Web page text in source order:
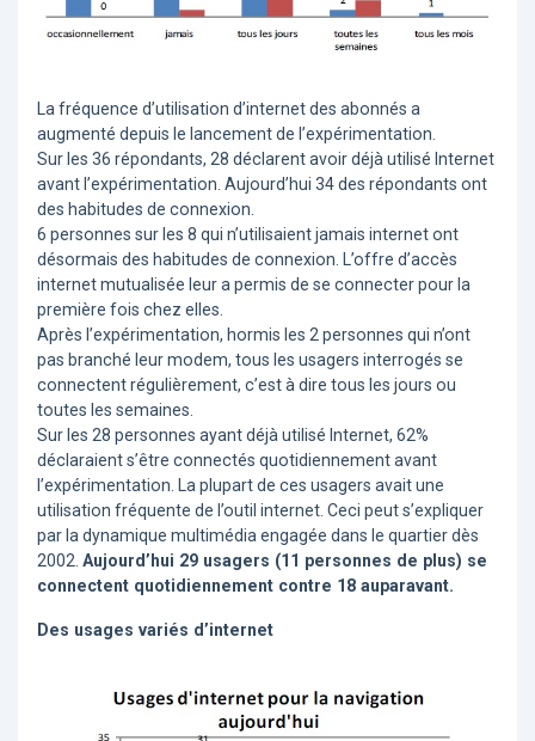
La fréquence d’utilisation d’internet des abonnés a
augmenté depuis le lancement de l’expérimentation.
Sur les 36 répondants, 28 déclarent avoir déjà utilisé Internet
avant l’expérimentation. Aujourd’hui 34 des répondants ont
des habitudes de connexion.
6 personnes sur les 8 qui n’utilisaient jamais internet ont
désormais des habitudes de connexion. L’offre d’accès
internet mutualisée leur a permis de se connecter pour la
première fois chez elles.
Après l’expérimentation, hormis les 2 personnes qui n’ont
pas branché leur modem, tous les usagers interrogés se
connectent régulièrement, c’est à dire tous les jours ou
toutes les semaines.
Sur les 28 personnes ayant déjà utilisé Internet, 62%
déclaraient s’être connectés quotidiennement avant
l’expérimentation. La plupart de ces usagers avait une
utilisation fréquente de l’outil internet. Ceci peut s’expliquer
par la dynamique multimédia engagée dans le quartier dès
2002. Aujourd’hui 29 usagers (11 personnes de plus) se
connectent quotidiennement contre 18 auparavant.
Des usages variés d’internet